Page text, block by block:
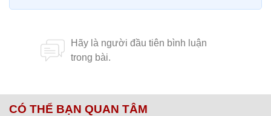
CÓ THỂ BẠN QUAN TÂM